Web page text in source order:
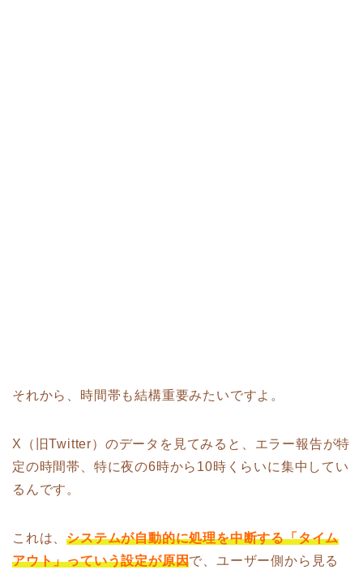
それから、時間帯も結構重要みたいですよ。
X（旧Twitter）のデータを見てみると、エラー報告が特
定の時間帯、特に夜の6時から10時くらいに集中してい
るんです。
これは、システムが自動的に処理を中断する「タイム
アウト」っていう設定が原因で、ユーザー側から見る